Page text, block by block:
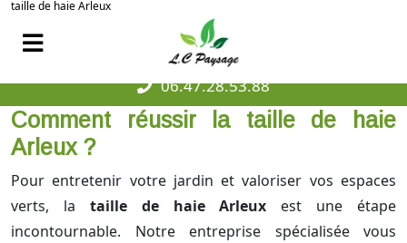
taille de haie Arleux
06.47.28.53.88
Comment réussir la taille de haie
Arleux ?
Pour entretenir votre jardin et valoriser vos espaces
verts, la taille de haie Arleux est une étape
incontournable. Notre entreprise spécialisée vous